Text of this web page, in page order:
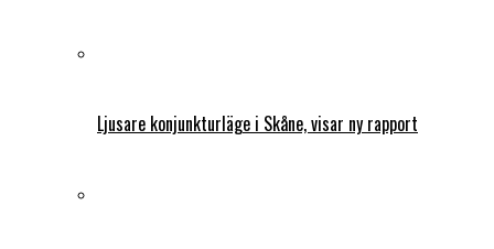
Ljusare konjunkturläge i Skåne, visar ny rapport